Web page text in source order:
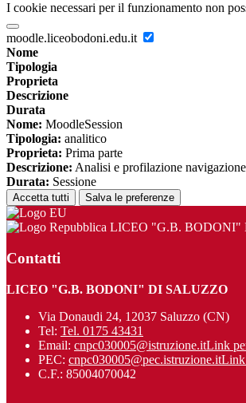
I cookie necessari per il funzionamento non
moodle.liceobodoni.edu.it
Nome
Tipologia
Proprieta
Descrizione
Durata
Nome: MoodleSession
Tipologia: analitico
Proprieta: Prima parte
Descrizione: Analisi e profilazione
Durata: Sessione
Accetta tutti Salva le preferenze
LICEO "G.B. BODONI"
Contatti
LICEO "G.B. BODONI" DI SALUZZO
Via Donaudi 24, 12037 Saluzzo (CN)
Tel: Tel. 0175 43431
Email: cnpc030005@istruzione.itLink
PEC: cnpc030005@pec.istruzione.itLink
C.F.: 85004070042